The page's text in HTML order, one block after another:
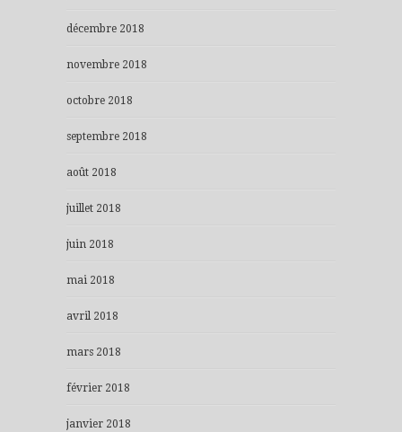
décembre 2018
novembre 2018
octobre 2018
septembre 2018
août 2018
juillet 2018
juin 2018
mai 2018
avril 2018
mars 2018
février 2018
janvier 2018